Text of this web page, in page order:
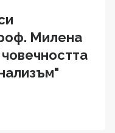
Милена